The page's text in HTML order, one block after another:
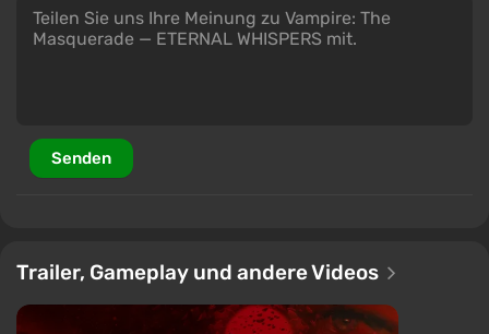
Senden
Trailer, Gameplay und andere Videos